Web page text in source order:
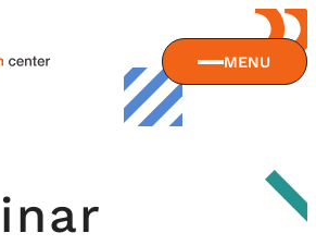
MENU
インセンターとは